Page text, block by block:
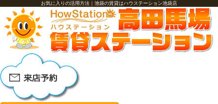
お気に入りの活用方法｜池袋の賃貸はハウステーション池袋店